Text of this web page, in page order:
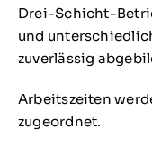
Drei-Schicht-
und
zuverlässig
Arbeitszeiten
zugeordnet.